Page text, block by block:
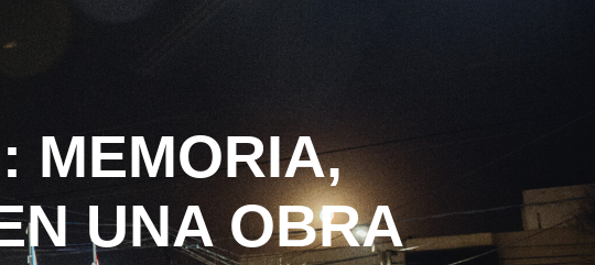
MEMORIA,
UNA OBRA